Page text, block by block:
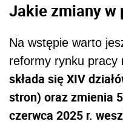
Jakie zmiany w
Na wstępie warto
reformy rynku pracy
składa się XIV
stron) oraz zmienia
czerwca 2025 r.